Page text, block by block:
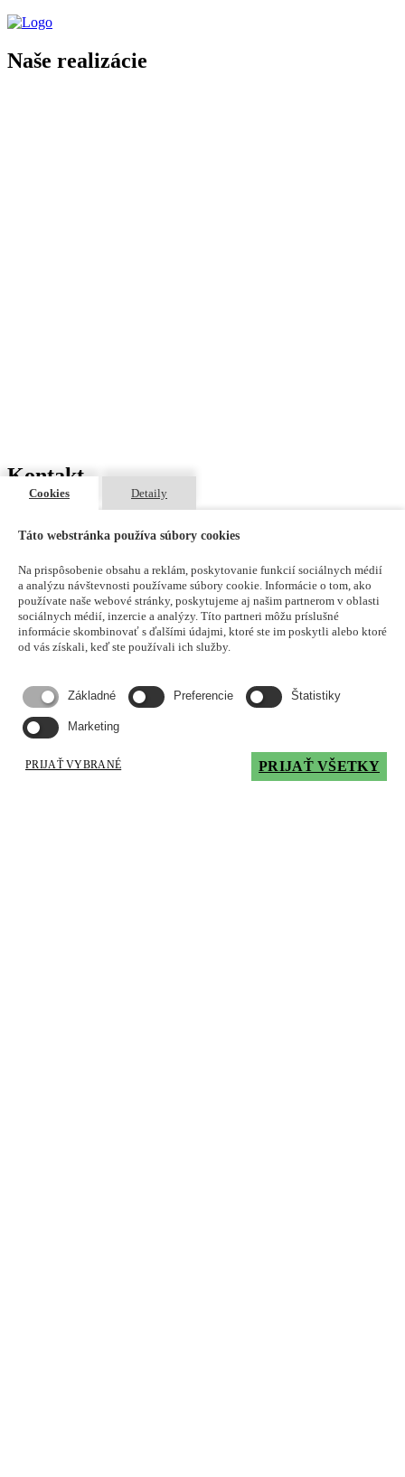
Naše realizácie
Kontakt
maxdetail@maxdetail.sk
Krbové vložky Arte 3RL-60h -
Domov
Arte 3RL-60h - Spartherm | Krbové vložky
Cookies Detaily
Táto webstránka používa súbory cookies
Na prispôsobenie obsahu a reklám, poskytovanie funkcií sociálnych médií
a analýzu návštevnosti používame súbory cookie. Informácie o tom, ako
používate naše webové stránky, poskytujeme aj našim partnerom v oblasti
sociálnych médií, inzercie a analýzy. Títo partneri môžu príslušné
informácie skombinovať s ďalšími údajmi, ktoré ste im poskytli alebo ktoré
od vás získali, keď ste používali ich služby.
Základné Preferencie Štatistiky
Marketing
PRIJAŤ VYBRANÉ PRIJAŤ VŠETKY